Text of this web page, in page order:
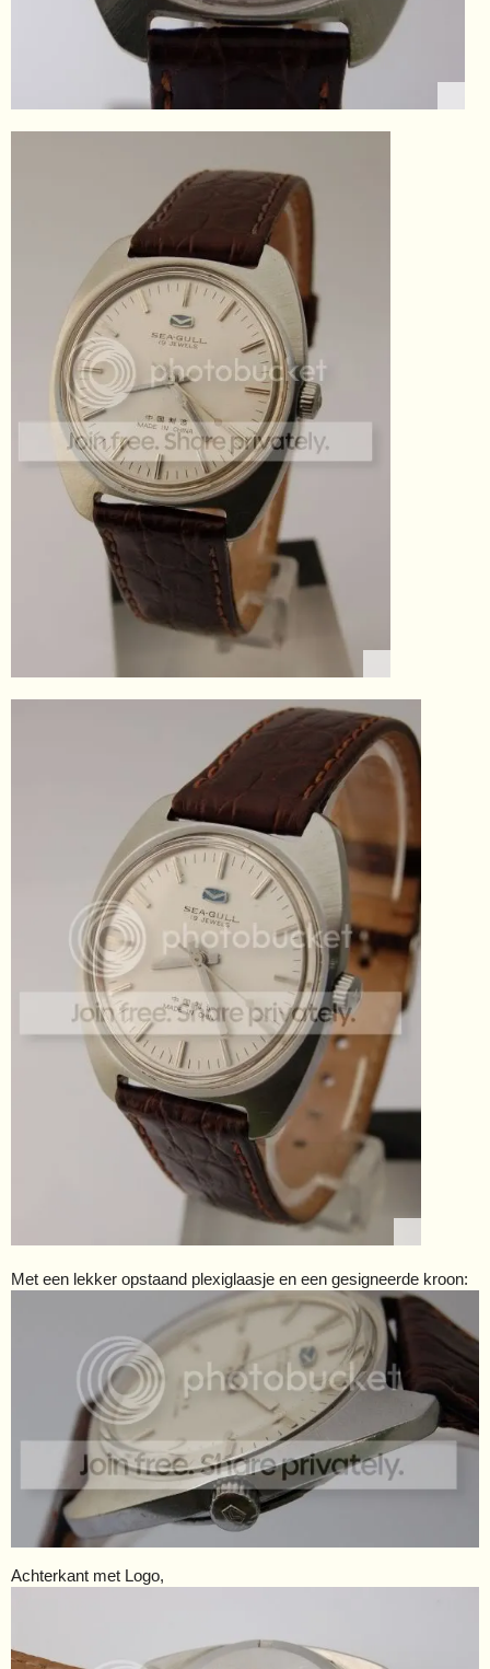
Met een lekker opstaand plexiglaasje en een gesigneerde kroon:
Achterkant met Logo,